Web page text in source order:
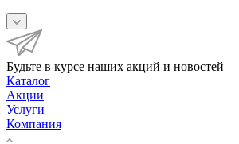
Будьте в курсе наших акций и новостей
Каталог
Акции
Услуги
Компания